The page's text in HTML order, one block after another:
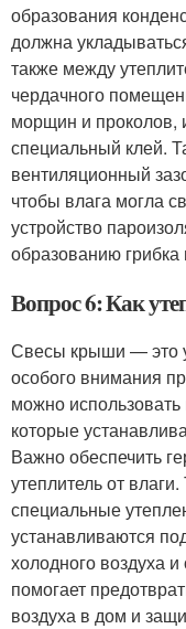
образования
должна
также между
чердачного
морщин и проколов,
специальный клей.
вентиляционный
чтобы влага могла
устройство
образованию
Вопрос 6: Как
Свесы крыши — это
особого внимания
можно
которые
Важно обеспечить
утеплитель от
специальные
устанавливаются
холодного воздуха
помогает
воздуха в дом и